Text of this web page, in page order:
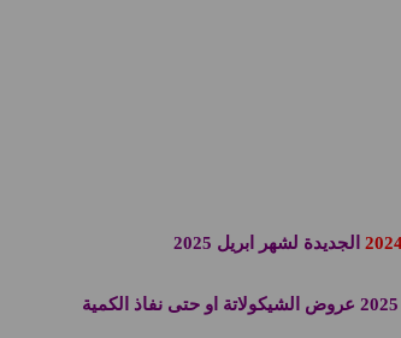
الجديدة لشهر ابريل 2025